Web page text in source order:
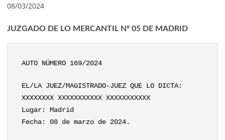
08/03/2024
JUZGADO DE LO MERCANTIL Nº 05 DE MADRID
AUTO NÚMERO 169/2024
EL/LA JUEZ/MAGISTRADO-JUEZ QUE LO DICTA:
XXXXXXXX XXXXXXXXXXX XXXXXXXXXXX
Lugar: Madrid
Fecha: 08 de marzo de 2024.